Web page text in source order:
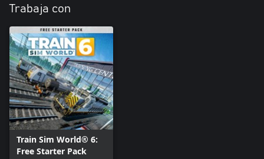
Trabaja con
Train Sim World® 6:
Free Starter Pack